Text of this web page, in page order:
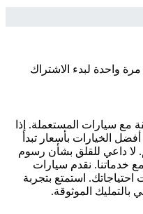
واحدة لبدء الاشتراك
مع سيارات المستعملة. إذا
الخيارات بأسعار تبدأ
وتصل إلى 4550 درهم. لا داعي للقلق بشأن رسوم
خدماتنا. نقدم سيارات
احتياجاتك. استمتع بتجربة
الموثوقة.